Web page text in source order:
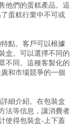
他們的蛋糕產品。這
蛋糕行業中不可或
點。客戶可以根據
盒。可以選擇不同的
不同。這種客製化的
和市場競爭的一個
細介紹。在包裝盒
法等信息，讓消費者
使得包裝盒-上下蓋